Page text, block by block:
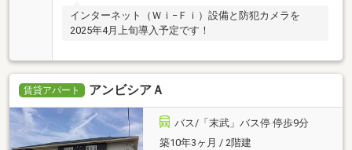
インターネット（Ｗｉ−Ｆｉ）設備と防犯カメラを
2025年4月上旬導入予定です！
賃貸アパート アンビシアＡ
バス/「末武」バス停 停歩9分
築10年3ヶ月 / 2階建